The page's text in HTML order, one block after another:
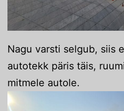
Nagu varsti selgub, siis
autotekk päris täis,
mitmele autole.